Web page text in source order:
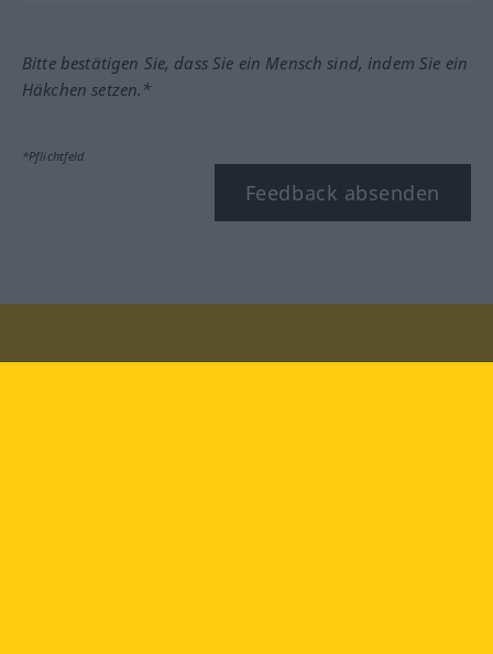
Bitte bestätigen Sie, dass Sie ein Mensch sind, indem Sie ein
Häkchen setzen.*
*Pflichtfeld
Feedback absenden
Besuchen Sie uns auf: